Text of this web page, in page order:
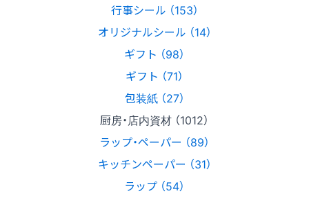
行事シール （153）
オリジナルシール （14）
ギフト （98）
ギフト （71）
包装紙 （27）
厨房・店内資材 （1012）
ラップ・ペーパー （89）
キッチンペーパー （31）
ラップ （54）